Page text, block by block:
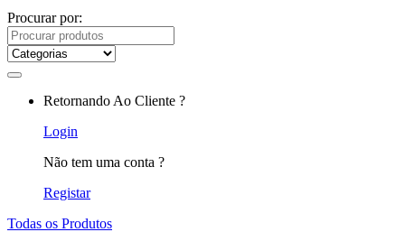
Procurar por:
Retornando Ao Cliente ?
Login
Não tem uma conta ?
Registar
Todas os Produtos